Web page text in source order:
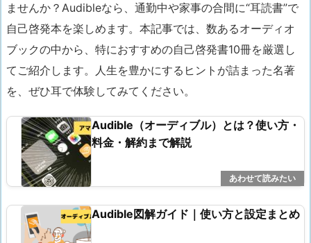
ませんか？Audibleなら、通勤中や家事の合間に“耳読書”で
自己啓発本を楽しめます。本記事では、数あるオーディオ
ブックの中から、特におすすめの自己啓発書10冊を厳選し
てご紹介します。人生を豊かにするヒントが詰まった名著
を、ぜひ耳で体験してみてください。
Audible（オーディブル）とは？使い方・
料金・解約まで解説
Audible図解ガイド｜使い方と設定まとめ